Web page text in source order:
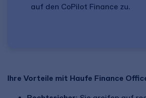
auf den CoPilot Finance zu.
Ihre Vorteile mit Haufe Finance